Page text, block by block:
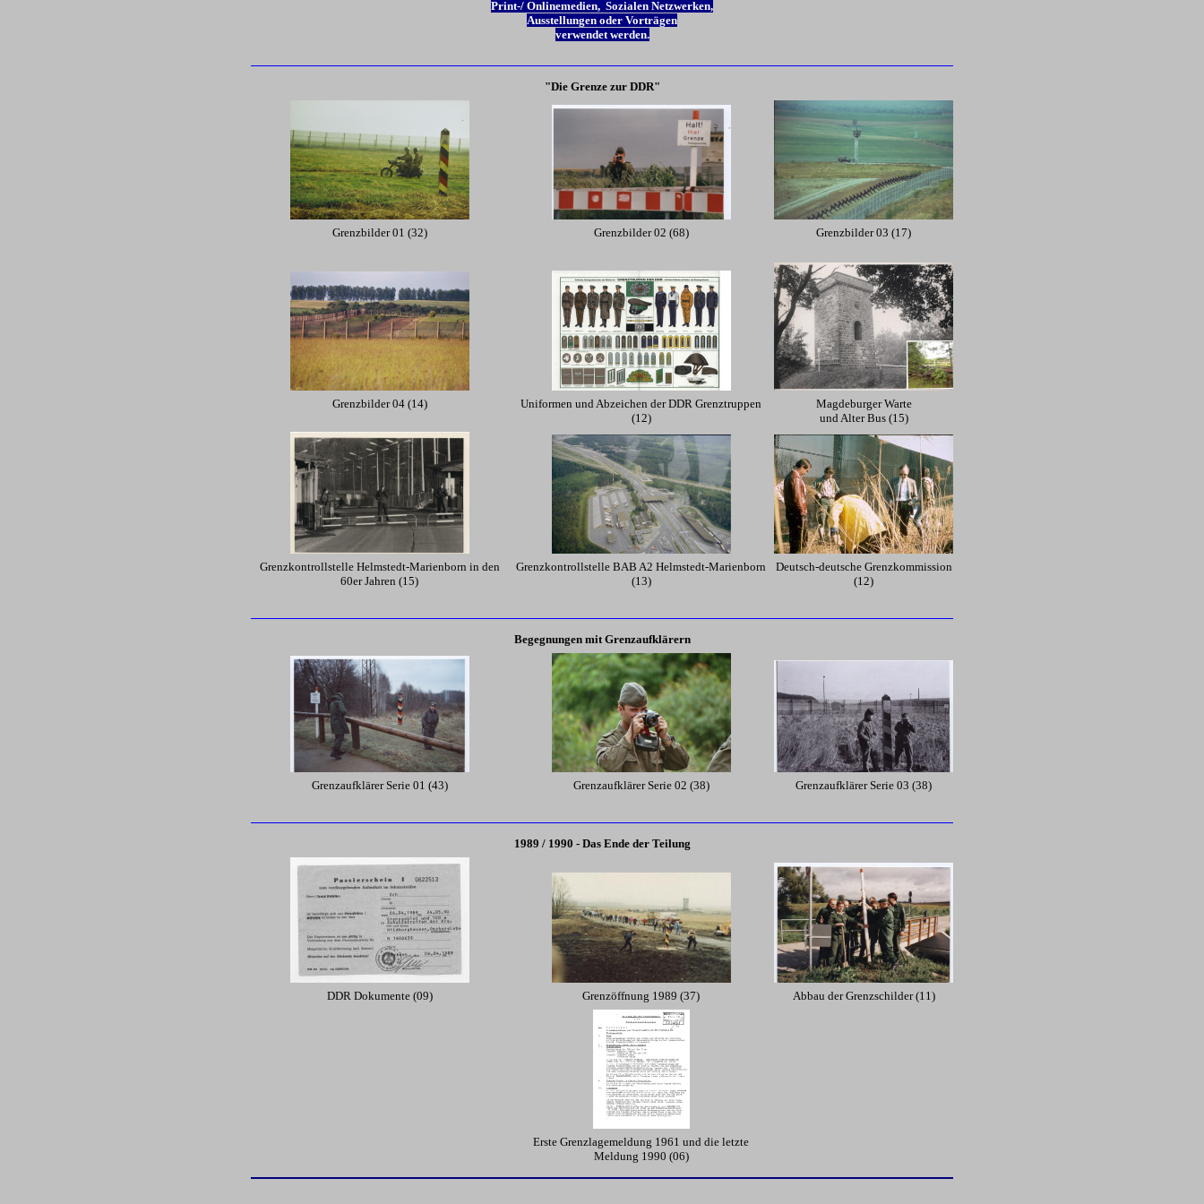
Print-/ Onlinemedien, Sozialen Netzwerken,
Ausstellungen oder Vorträgen
verwendet werden.
"Die Grenze zur DDR"
Grenzbilder 01 (32) Grenzbilder 02 (68) Grenzbilder 03 (17)
Grenzbilder 04 (14)
Uniformen und Abzeichen der DDR Grenztruppen
(12)
Magdeburger Warte
und Alter Bus (15)
Grenzkontrollstelle Helmstedt-Marienborn in den
60er Jahren (15)
Grenzkontrollstelle BAB A2 Helmstedt-Marienborn
(13)
Deutsch-deutsche Grenzkommission
(12)
Begegnungen mit Grenzaufklärern
Grenzaufklärer Serie 01 (43) Grenzaufklärer Serie 02 (38) Grenzaufklärer Serie 03 (38)
1989 / 1990 - Das Ende der Teilung
DDR Dokumente (09) Grenzöffnung 1989 (37) Abbau der Grenzschilder (11)
Erste Grenzlagemeldung 1961 und die letzte
Meldung 1990 (06)